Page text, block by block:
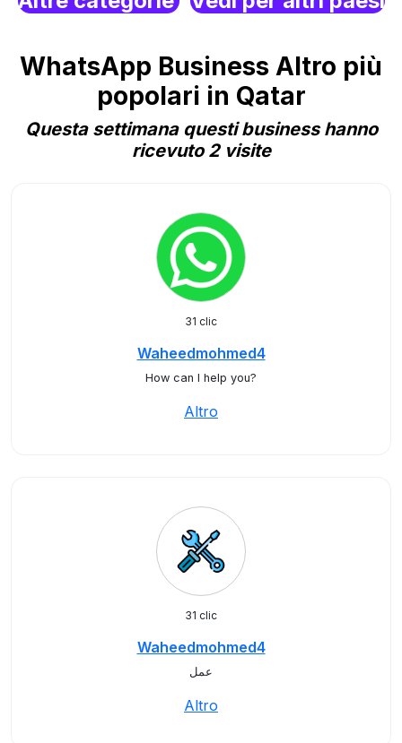
WhatsApp Business Altro più
popolari in Qatar
Questa settimana questi business hanno
ricevuto 2 visite
31 clic
Waheedmohmed4
How can I help you?
Altro
31 clic
Waheedmohmed4
عمل
Altro